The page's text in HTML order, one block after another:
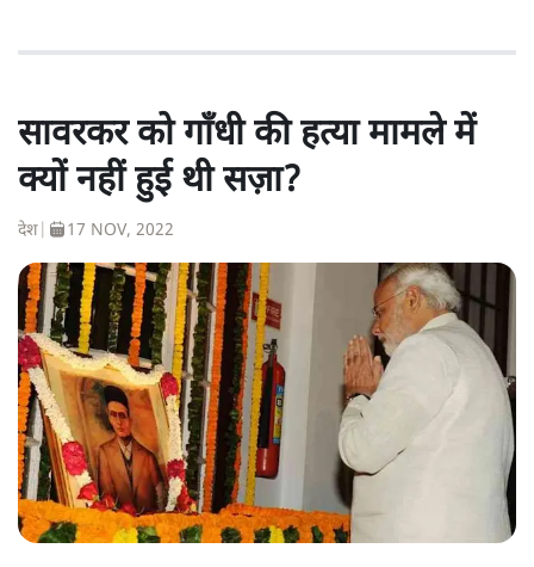
सावरकर को गाँधी की हत्या मामले में
क्यों नहीं हुई थी सज़ा?
देश 17 NOV, 2022